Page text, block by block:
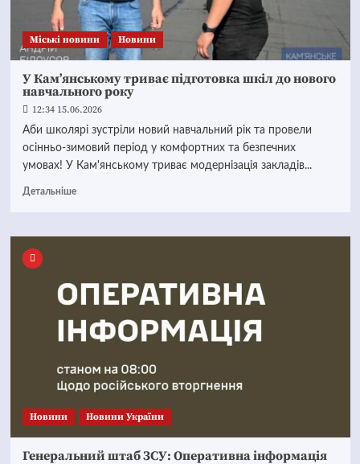
Mіські новини Новини
У Кам’янському триває підготовка шкіл до нового
навчального року
12:34 15.06.2026
Аби школярі зустріли новий навчальний рік та провели
осінньо-зимовий період у комфортних та безпечних
умовах! У Кам'янському триває модернізація закладів...
Детальніше
Новини Новини України
Генеральний штаб ЗСУ: Оперативна інформація